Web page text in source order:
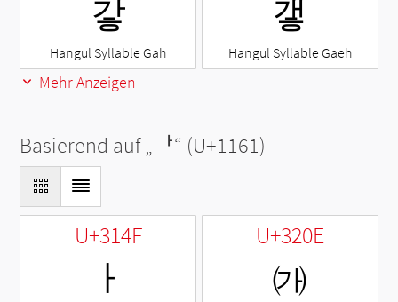
갛
Hangul Syllable Gah
갷
Hangul Syllable Gaeh
Mehr Anzeigen
Basierend auf „ ᅡ“ (U+1161)
U+314F
ㅏ
U+320E
㈎